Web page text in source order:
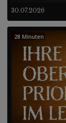
30.07.2026
28 Minuten